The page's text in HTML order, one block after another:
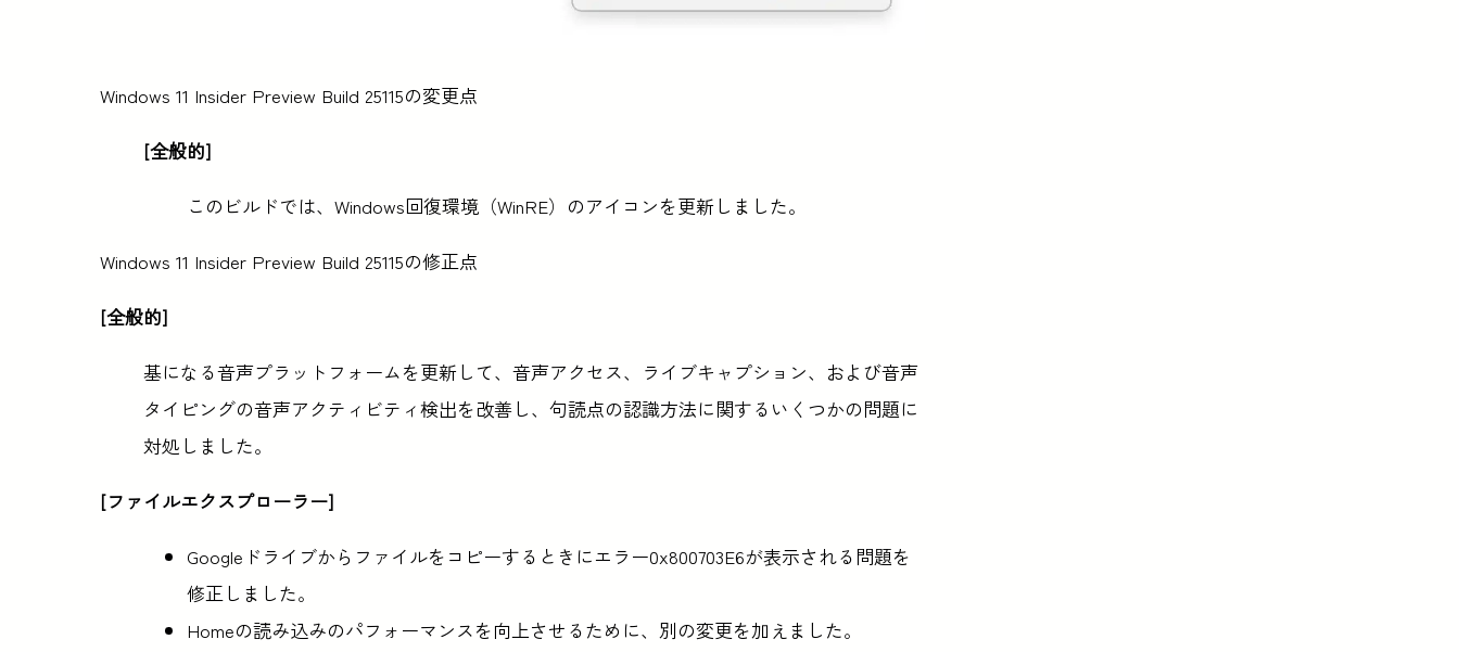
Windows 11 Insider Preview Build 25115の変更点
[全般的]
このビルドでは、Windows回復環境（WinRE）のアイコンを更新しました。
Windows 11 Insider Preview Build 25115の修正点
[全般的]
基になる音声プラットフォームを更新して、音声アクセス、ライブキャプション、および音声
タイピングの音声アクティビティ検出を改善し、句読点の認識方法に関するいくつかの問題に
対処しました。
[ファイルエクスプローラー]
Googleドライブからファイルをコピーするときにエラー0x800703E6が表示される問題を
修正しました。
Homeの読み込みのパフォーマンスを向上させるために、別の変更を加えました。